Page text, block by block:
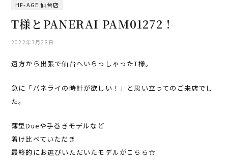
HF-AGE 仙台店
T様とPANERAI PAM01272！
2022年3月28日
遠方から出張で仙台へいらっしゃったT様。
急に「パネライの時計が欲しい！」と思い立ってのご来店でし
た。
薄型Dueや手巻きモデルなど
着け比べていただき
最終的にお選びいただいたモデルがこちら☆